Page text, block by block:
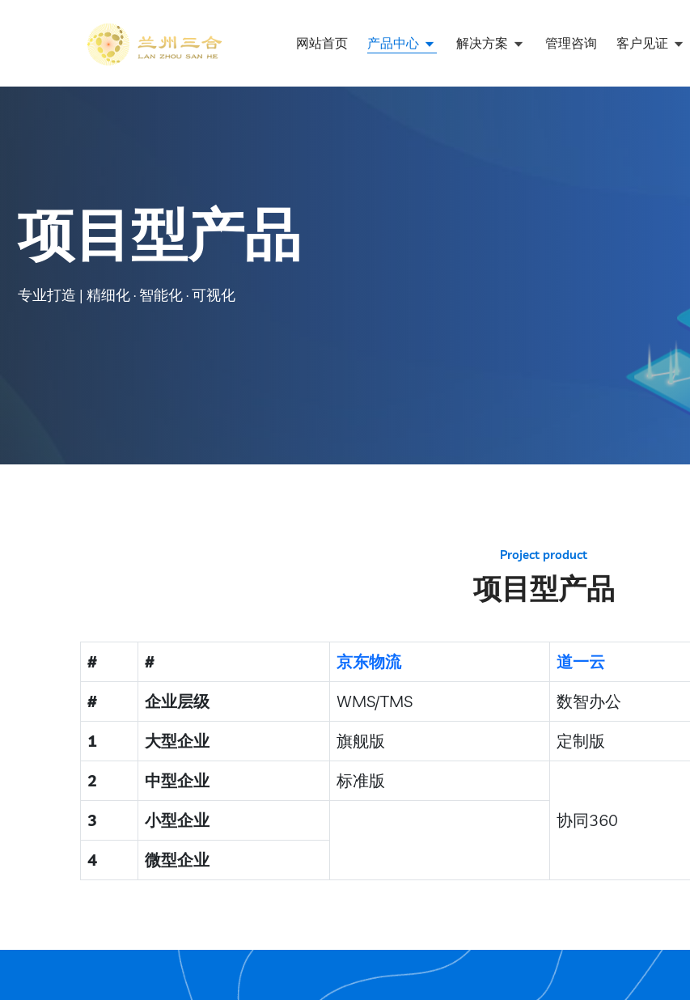
网站首页 产品中心 解决方案 管理咨询 客户见证
项目型产品
专业打造 | 精细化 · 智能化 · 可视化
Project product
项目型产品
# # 京东物流 道一云
#
企业层级 WMS/TMS 数智办公
1
大型企业 旗舰版 定制版
2
中型企业
标准版
协同360
3
小型企业
4
微型企业